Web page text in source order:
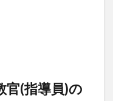
官(指導員)の